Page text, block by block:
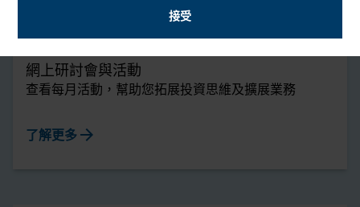
接受
網上研討會與活動
查看每月活動，幫助您拓展投資思維及擴展業務
了解更多 arrow_forward